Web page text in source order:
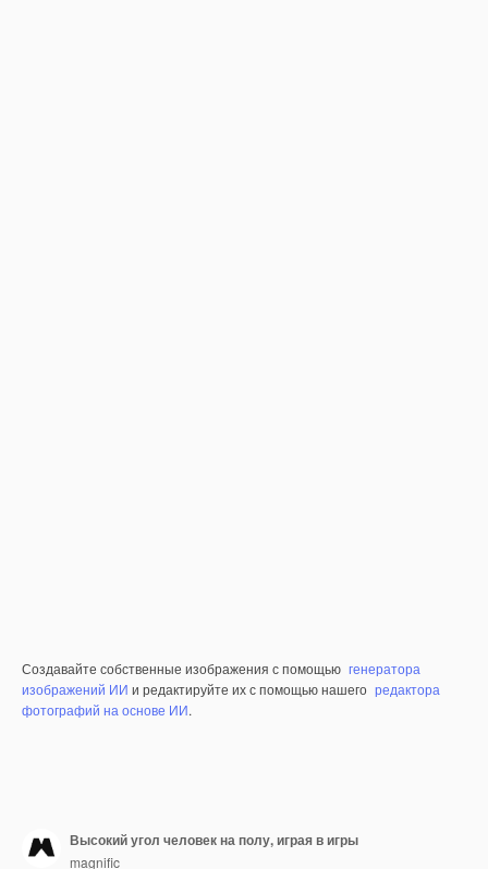
Создавайте собственные изображения с помощью генератора
изображений ИИ и редактируйте их с помощью нашего редактора
фотографий на основе ИИ.
Высокий угол человек на полу, играя в игры
magnific